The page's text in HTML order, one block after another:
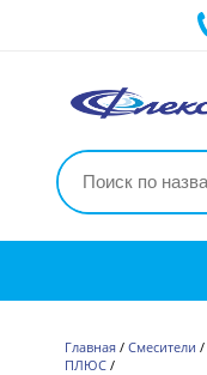
Главная/ Смесители /
ПЛЮС/